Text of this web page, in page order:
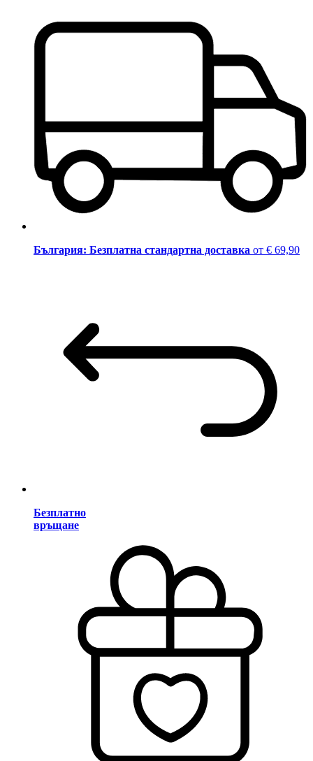
България: Безплатна стандартна доставка от € 69,90
Безплатно
връщане